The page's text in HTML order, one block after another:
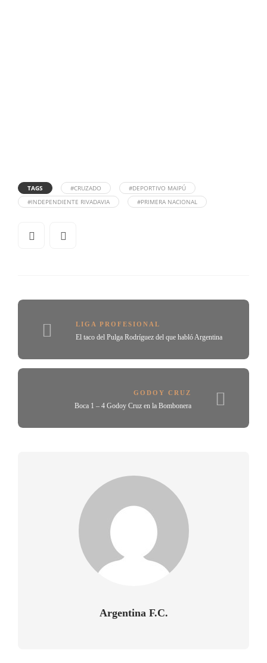
TAGS #CRUZADO
#DEPORTIVO MAIPÚ
#INDEPENDIENTE RIVADAVIA
#PRIMERA NACIONAL
LIGA PROFESIONAL
El taco del Pulga Rodríguez del que habló Argentina
GODOY CRUZ
Boca 1 – 4 Godoy Cruz en la Bombonera
Argentina F.C.